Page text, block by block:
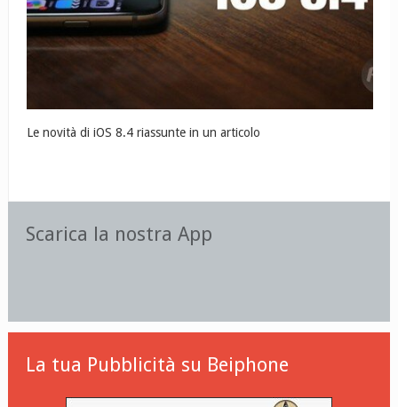
Le novità di iOS 8.4 riassunte in un articolo
Scarica la nostra App
La tua Pubblicità su Beiphone